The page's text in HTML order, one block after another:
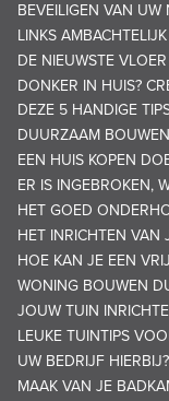
BEVEILIGEN VAN UW
LINKS
DE NIEUWSTE
DONKER IN HUIS?
DEZE 5 HANDIGE
DUURZAAM
EEN HUIS KOPEN
ER IS INGEBROKEN,
HET GOED
HET INRICHTEN VAN
HOE KAN JE EEN
WONING BOUWEN
JOUW TUIN
LEUKE TUINTIPS
UW BEDRIJF HIERBIJ?
MAAK VAN JE